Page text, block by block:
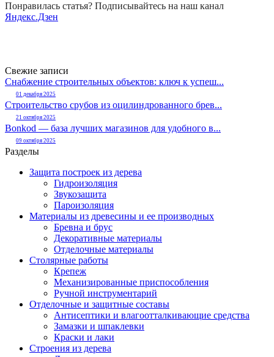
Понравилась статья? Подписывайтесь на наш канал
Яндекс.Дзен
Свежие записи
Снабжение строительных объектов: ключ к успеш...
01 декабря 2025
Строительство срубов из оцилиндрованного брев...
21 октября 2025
Bonkod — база лучших магазинов для удобного в...
09 октября 2025
Разделы
Защита построек из дерева
Гидроизоляция
Звукозащита
Пароизоляция
Материалы из древесины и ее производных
Бревна и брус
Декоративные материалы
Отделочные материалы
Столярные работы
Крепеж
Механизированные приспособления
Ручной инструментарий
Отделочные и защитные составы
Антисептики и влагоотталкивающие средства
Замазки и шпаклевки
Краски и лаки
Строения из дерева